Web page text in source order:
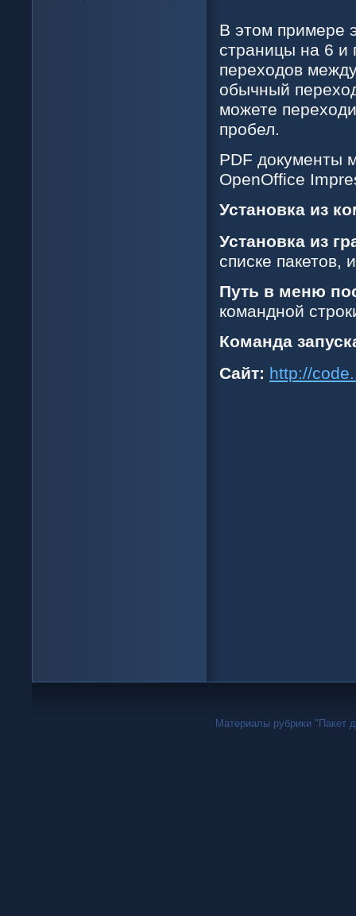
В этом примере
страницы на 6 и
переходов
обычный
можете
пробел.
PDF документы
OpenOffice
Установка из
Установка из
списке пакетов,
Путь в меню
командной
Команда
Сайт: http://
Материалы рубрики "Пакет